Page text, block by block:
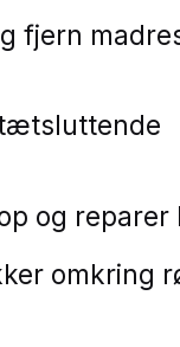
fjern
og
omkring